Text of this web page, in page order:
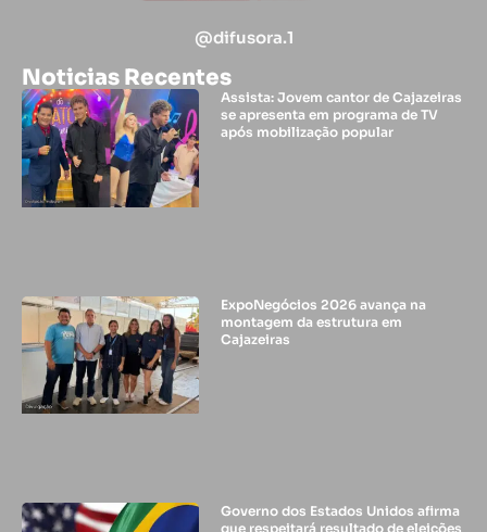
@difusora.1
Noticias Recentes
Assista: Jovem cantor de Cajazeiras
se apresenta em programa de TV
após mobilização popular
ExpoNegócios 2026 avança na
montagem da estrutura em
Cajazeiras
Governo dos Estados Unidos afirma
que respeitará resultado de eleições